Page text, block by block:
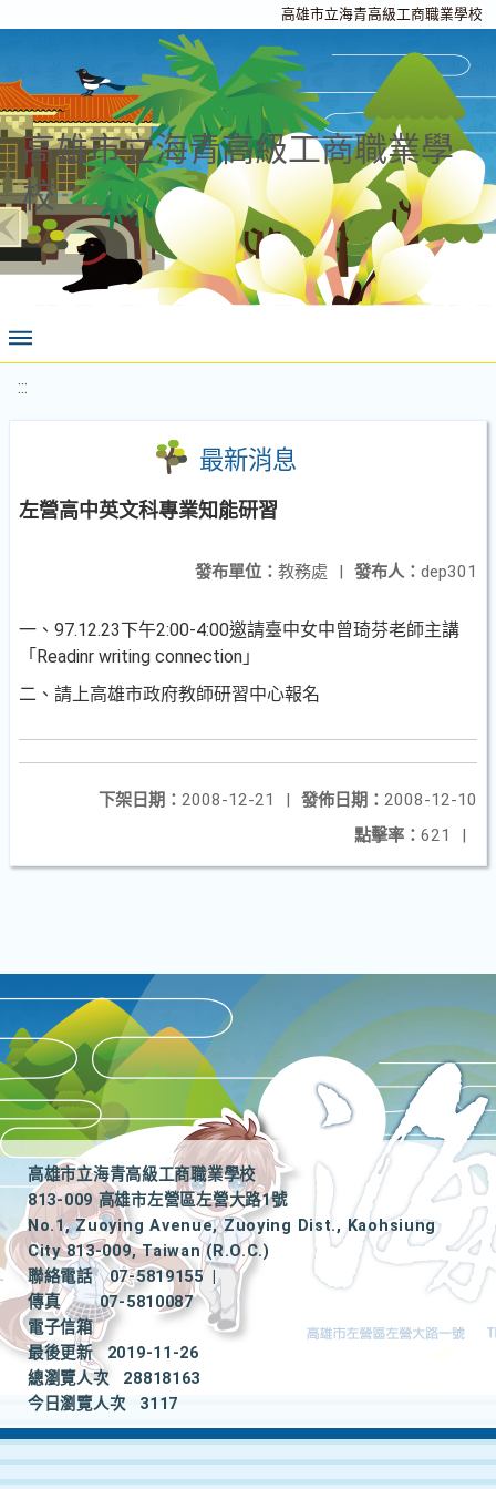
高雄市立海青高級工商職業學校
高雄市立海青高級工商職業學
校
:::
最新消息
左營高中英文科專業知能研習
發布人： dep301
發布單位： 教務處 |
一、97.12.23下午2:00-4:00邀請臺中女中曾琦芬老師主講
「Readinr writing connection」
二、請上高雄市政府教師研習中心報名
發佈日期： 2008-12-10
下架日期： 2008-12-21
|
點擊率： 621 |
高雄市立海青高級工商職業學校
813-009 高雄市左營區左營大路1號
No.1, Zuoying Avenue, Zuoying Dist., Kaohsiung
City 813-009, Taiwan (R.O.C.)
聯絡電話
07-5819155
|
傳真
07-5810087
電子信箱
最後更新
2019-11-26
總瀏覽人次
28818163
今日瀏覽人次
3117